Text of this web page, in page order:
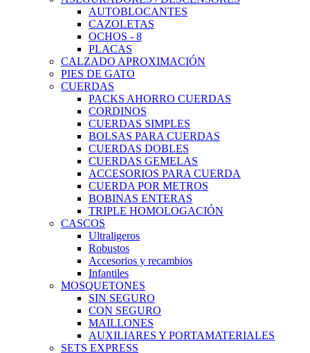
AUTOBLOCANTES
CAZOLETAS
OCHOS - 8
PLACAS
CALZADO APROXIMACIÓN
PIES DE GATO
CUERDAS
PACKS AHORRO CUERDAS
CORDINOS
CUERDAS SIMPLES
BOLSAS PARA CUERDAS
CUERDAS DOBLES
CUERDAS GEMELAS
ACCESORIOS PARA CUERDA
CUERDA POR METROS
BOBINAS ENTERAS
TRIPLE HOMOLOGACIÓN
CASCOS
Ultraligeros
Robustos
Accesorios y recambios
Infantiles
MOSQUETONES
SIN SEGURO
CON SEGURO
MAILLONES
AUXILIARES Y PORTAMATERIALES
SETS EXPRESS